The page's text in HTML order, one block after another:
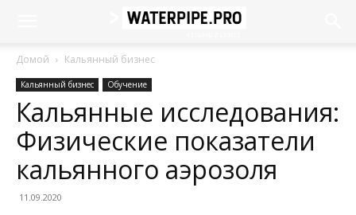
Домой Кальянный бизнес
Кальянный бизнес Обучение
Кальянные исследования:
Физические показатели
кальянного аэрозоля
11.09.2020